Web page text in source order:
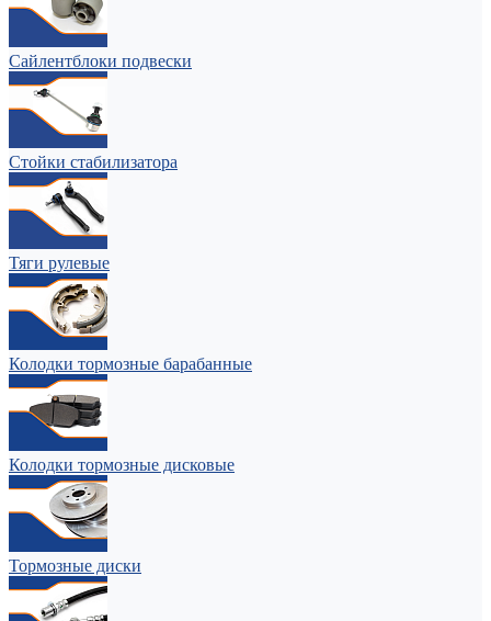
Сайлентблоки подвески
Стойки стабилизатора
Тяги рулевые
Колодки тормозные барабанные
Колодки тормозные дисковые
Тормозные диски